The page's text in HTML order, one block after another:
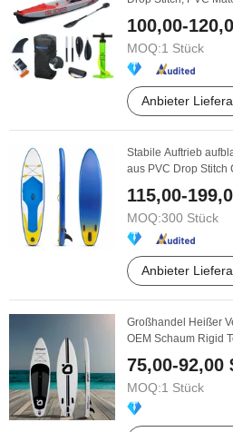
100,00-
MOQ:1 Stück
Anbieter
Stabile Auftrieb
aus PVC Drop Stitch
115,00-
MOQ:300 Stück
Anbieter
Großhandel Heißer
OEM Schaum Rigid
75,00-92,00
MOQ:1 Stück